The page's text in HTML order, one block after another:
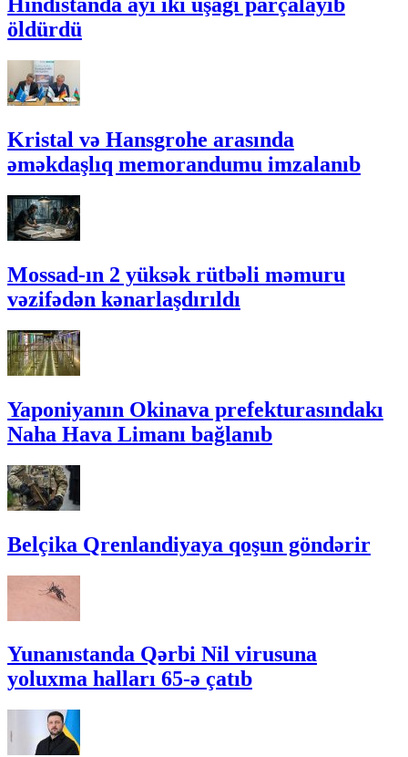
Hindistanda ayı iki uşağı parçalayıb
öldürdü
Kristal və Hansgrohe arasında
əməkdaşlıq memorandumu imzalanıb
Mossad-ın 2 yüksək rütbəli məmuru
vəzifədən kənarlaşdırıldı
Yaponiyanın Okinava prefekturasındakı
Naha Hava Limanı bağlanıb
Belçika Qrenlandiyaya qoşun göndərir
Yunanıstanda Qərbi Nil virusuna
yoluxma halları 65-ə çatıb